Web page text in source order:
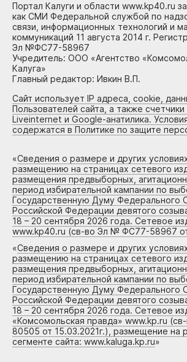
Портал Калуги и области www.kp40.ru
как СМИ Федеральной службой по
связи, информационных технологий и
коммуникаций 11 августа 2014 г.
Эл №ФС77-58967
Учредитель: ООО «Агентство
Калуга»
Главный редактор: Ивкин В.П.
Сайт использует IP адреса, cookie,
Пользователей сайта, а также
Liveinternet и Google-анатилика.
содержатся в Политике по защите
«Сведения о размере и других
размещению на страницах сетевого
размещения предвыборных,
период избирательной кампании по
Государственную Думу Федерального
Российской Федерации девятого
18 – 20 сентября 2026 года. Сетевое
www.kp40.ru (св-во Эл № ФС77-58967 от
«Сведения о размере и других
размещению на страницах сетевого
размещения предвыборных,
период избирательной кампании по
Государственную Думу Федерального
Российской Федерации девятого
18 – 20 сентября 2026 года. Сетевое
«Комсомольская правда» www.kp.ru
80505 от 15.03.2021г.), размещение на
сегменте сайта: www.kaluga.kp.ru»